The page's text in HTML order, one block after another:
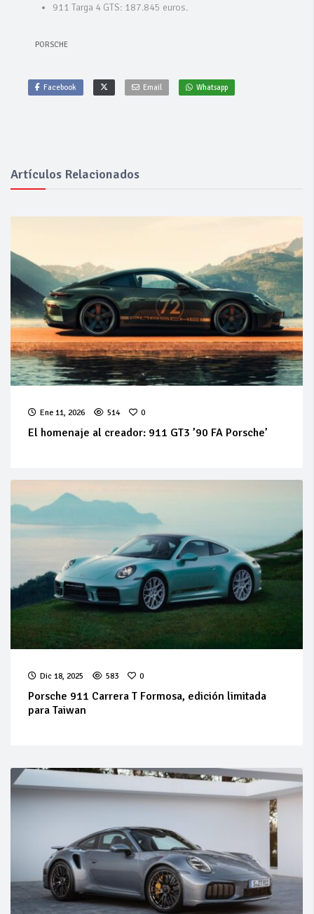
911 Targa 4 GTS: 187.845 euros.
PORSCHE
Facebook Email Whatsapp
Artículos Relacionados
Ene 11, 2026 514 0
El homenaje al creador: 911 GT3 ’90 FA Porsche’
Dic 18, 2025 583 0
Porsche 911 Carrera T Formosa, edición limitada
para Taiwan